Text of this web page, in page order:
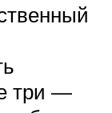
три —